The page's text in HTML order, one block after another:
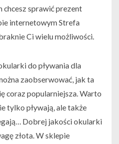
chcesz sprawić prezent
internetowym Strefa
Ci wielu możliwości.
do pływania dla
zaobserwować, jak ta
coraz popularniejsza. Warto
tylko pływają, ale także
Dobrej jakości okularki
złota. W sklepie